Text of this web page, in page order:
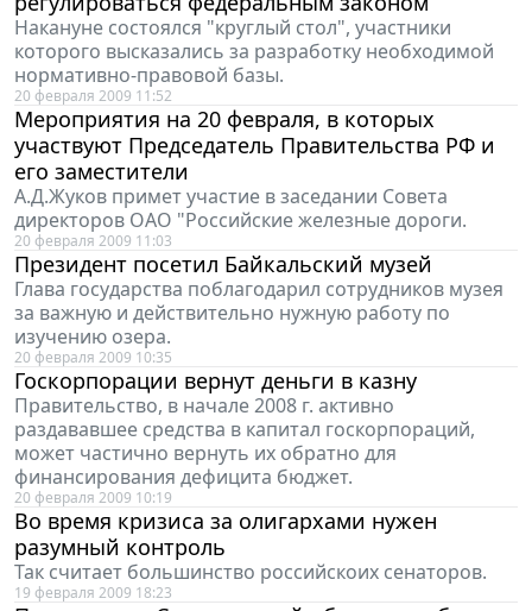
Накануне состоялся "круглый стол", участники
которого высказались за разработку необходимой
нормативно-правовой базы.
20 февраля 2009 11:52
Мероприятия на 20 февраля, в которых
участвуют Председатель Правительства РФ и
его заместители
А.Д.Жуков примет участие в заседании Совета
директоров ОАО "Российские железные дороги.
20 февраля 2009 11:03
Президент посетил Байкальский музей
Глава государства поблагодарил сотрудников музея
за важную и действительно нужную работу по
изучению озера.
20 февраля 2009 10:35
Госкорпорации вернут деньги в казну
Правительство, в начале 2008 г. активно
раздававшее средства в капитал госкорпораций,
может частично вернуть их обратно для
финансирования дефицита бюджет.
20 февраля 2009 10:19
Во время кризиса за олигархами нужен
разумный контроль
Так считает большинство российскоих сенаторов.
19 февраля 2009 18:23